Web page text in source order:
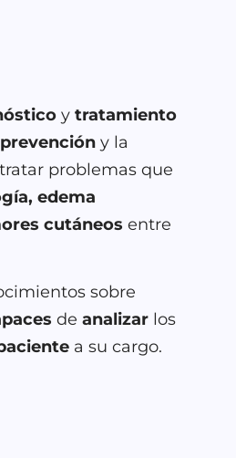
y tratamiento
prevención y la
problemas que
edema
cutáneos entre
sobre
de analizar los
a su cargo.